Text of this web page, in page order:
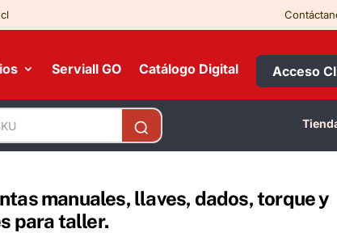
Serviall GO Catálogo Digital Acceso
manuales, llaves, dados, torque y
para taller.